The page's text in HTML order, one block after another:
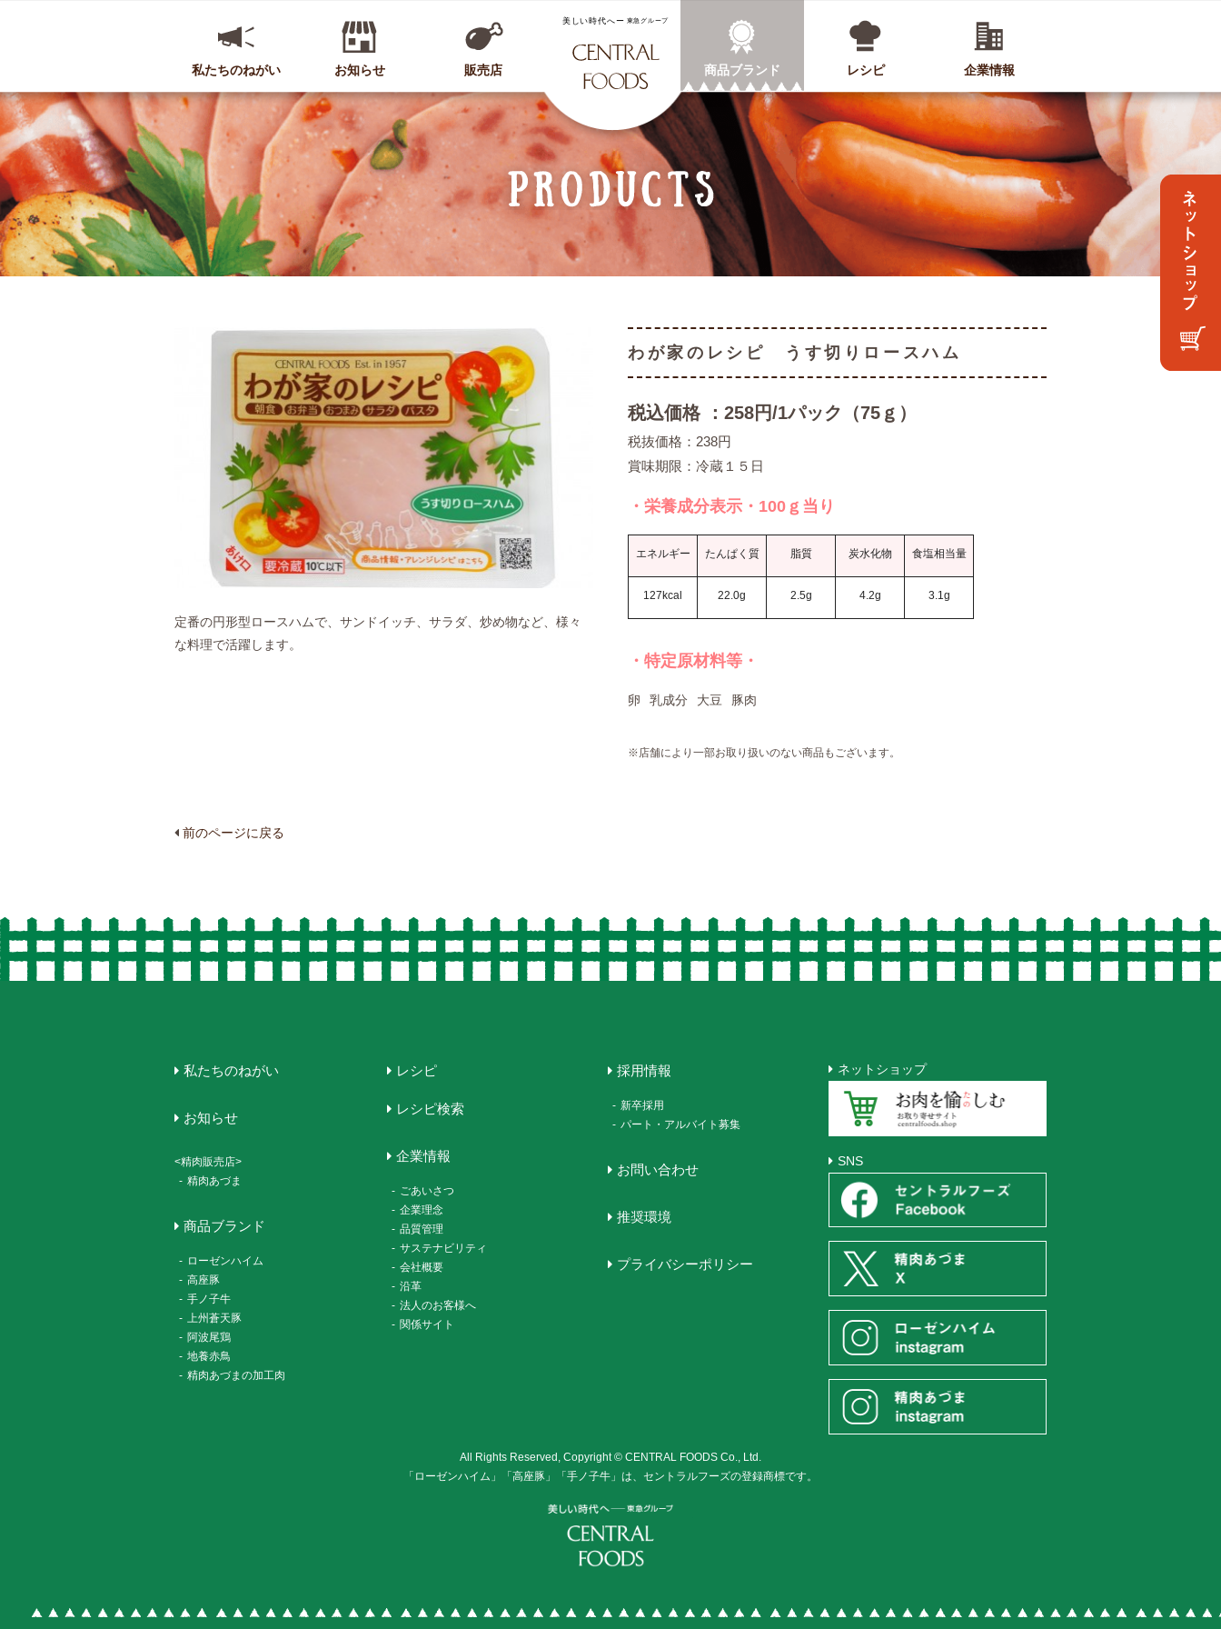
CENTRAL FOODS
私たちのねがい お知らせ 販売店 商品ブランド レシピ 企業情報
定番の円形型ロースハムで、サンドイッチ、サラダ、炒め物など、様々
な料理で活躍します。
わが家のレシピ うす切りロースハム
税込価格 ：258円/1パック（75ｇ）
税抜価格：238円
賞味期限：冷蔵１５日
・栄養成分表示・100ｇ当り
エネルギー
127kcal
たんぱく質
22.0g
脂質
2.5g
炭水化物
4.2g
食塩相当量
3.1g
・特定原材料等・
卵 乳成分 大豆 豚肉
※店舗により一部お取り扱いのない商品もございます。
前のページに戻る
ネットショップ
SNS
私たちのねがい
お知らせ
<精肉販売店>
- 精肉あづま
商品ブランド
- ローゼンハイム
- 高座豚
- 手ノ子牛
- 上州蒼天豚
- 阿波尾鶏
- 地養赤鳥
- 精肉あづまの加工肉
レシピ
レシピ検索
企業情報
- ごあいさつ
- 企業理念
- 品質管理
- サステナビリティ
- 会社概要
- 沿革
- 法人のお客様へ
- 関係サイト
採用情報
- 新卒採用
- パート・アルバイト募集
お問い合わせ
推奨環境
プライバシーポリシー
All Rights Reserved, Copyright © CENTRAL FOODS Co., Ltd.
「ローゼンハイム」「高座豚」「手ノ子牛」は、セントラルフーズの登録商標です。